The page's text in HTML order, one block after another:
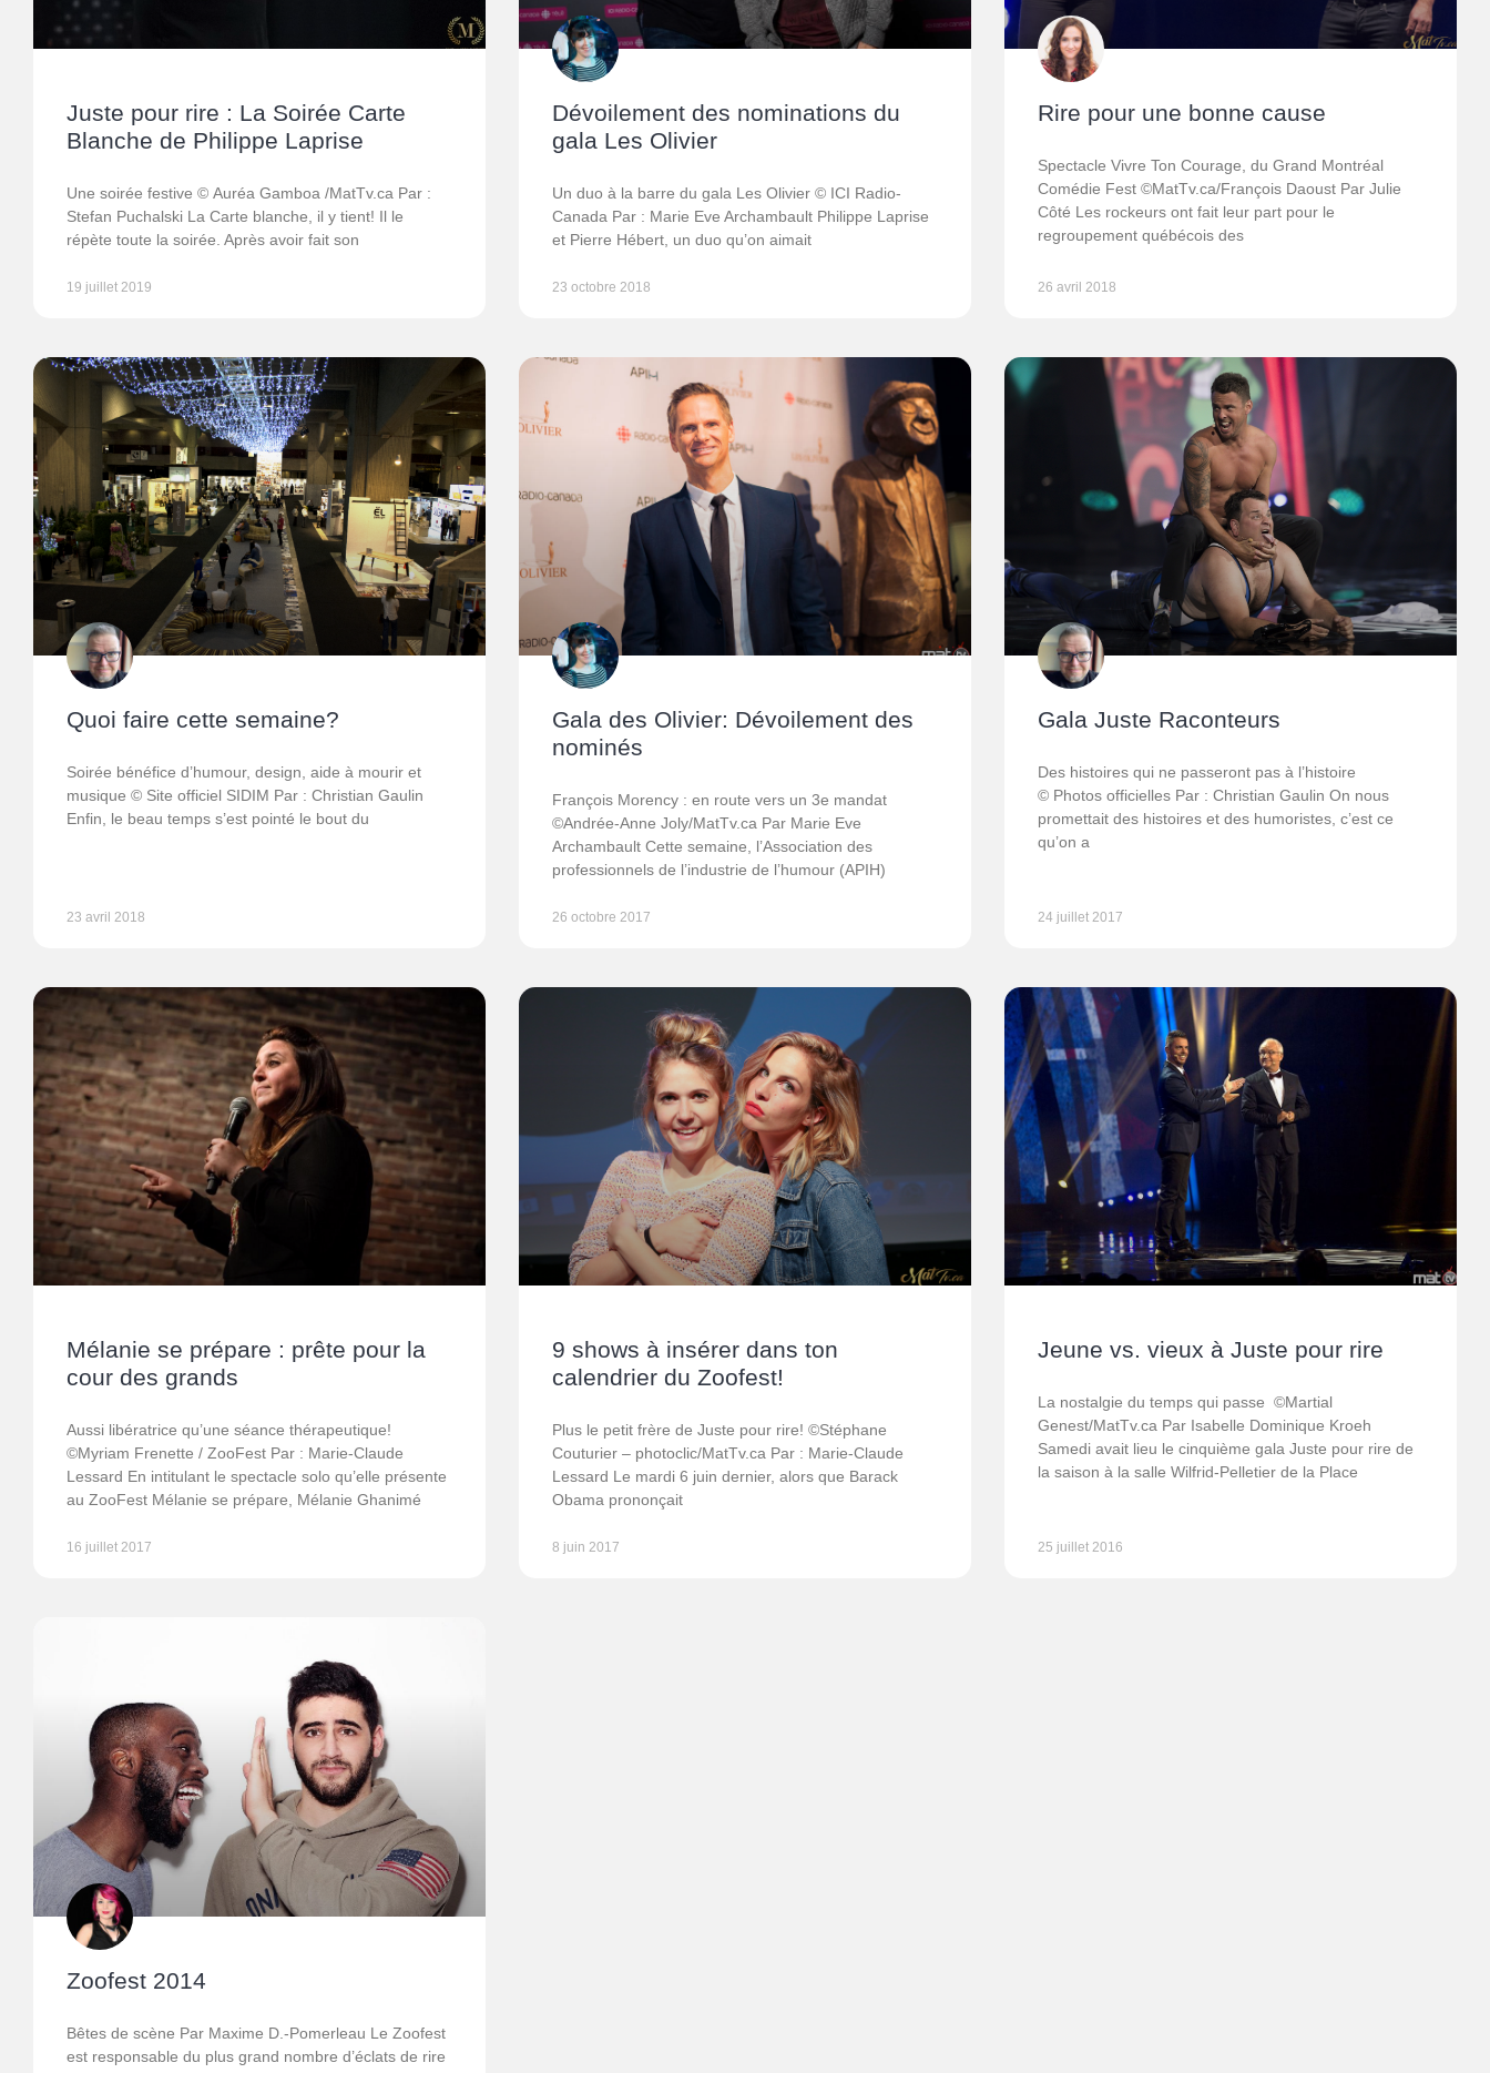
Juste pour rire : La Soirée Carte
Blanche de Philippe Laprise
Une soirée festive © Auréa Gamboa /MatTv.ca Par :
Stefan Puchalski La Carte blanche, il y tient! Il le
répète toute la soirée. Après avoir fait son
19 juillet 2019
Dévoilement des nominations du
gala Les Olivier
Un duo à la barre du gala Les Olivier © ICI Radio-
Canada Par : Marie Eve Archambault Philippe Laprise
et Pierre Hébert, un duo qu’on aimait
23 octobre 2018
Rire pour une bonne cause
Spectacle Vivre Ton Courage, du Grand Montréal
Comédie Fest ©MatTv.ca/François Daoust Par Julie
Côté Les rockeurs ont fait leur part pour le
regroupement québécois des
26 avril 2018
Quoi faire cette semaine?
Soirée bénéfice d’humour, design, aide à mourir et
musique © Site officiel SIDIM Par : Christian Gaulin
Enfin, le beau temps s’est pointé le bout du
23 avril 2018
Gala des Olivier: Dévoilement des
nominés
François Morency : en route vers un 3e mandat
©Andrée-Anne Joly/MatTv.ca Par Marie Eve
Archambault Cette semaine, l’Association des
professionnels de l’industrie de l’humour (APIH)
26 octobre 2017
Gala Juste Raconteurs
Des histoires qui ne passeront pas à l’histoire
© Photos officielles Par : Christian Gaulin On nous
promettait des histoires et des humoristes, c’est ce
qu’on a
24 juillet 2017
Mélanie se prépare : prête pour la
cour des grands
Aussi libératrice qu’une séance thérapeutique!
©Myriam Frenette / ZooFest Par : Marie-Claude
Lessard En intitulant le spectacle solo qu’elle présente
au ZooFest Mélanie se prépare, Mélanie Ghanimé
16 juillet 2017
9 shows à insérer dans ton
calendrier du Zoofest!
Plus le petit frère de Juste pour rire! ©Stéphane
Couturier – photoclic/MatTv.ca Par : Marie-Claude
Lessard Le mardi 6 juin dernier, alors que Barack
Obama prononçait
8 juin 2017
Jeune vs. vieux à Juste pour rire
La nostalgie du temps qui passe ©Martial
Genest/MatTv.ca Par Isabelle Dominique Kroeh
Samedi avait lieu le cinquième gala Juste pour rire de
la saison à la salle Wilfrid-Pelletier de la Place
25 juillet 2016
Zoofest 2014
Bêtes de scène Par Maxime D.-Pomerleau Le Zoofest
est responsable du plus grand nombre d’éclats de rire